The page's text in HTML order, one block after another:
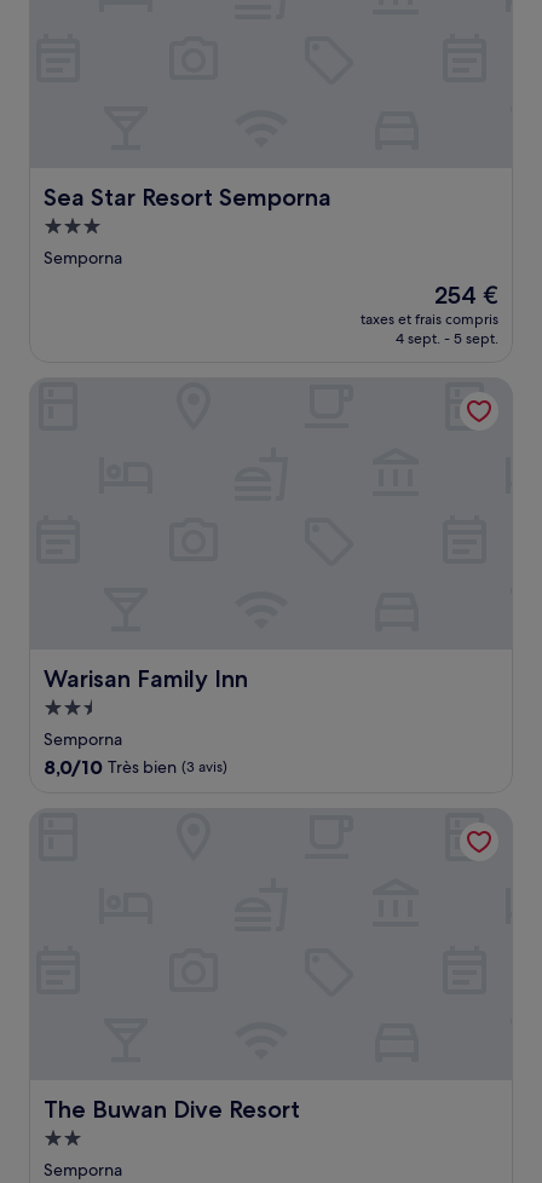
Sea Star Resort Semporna
Sea Star Resort Semporna
Hébergement
3.0 étoiles
Semporna
Le
nouveau
prix
de
254 €
254 €
taxes et frais compris
4 sept. - 5 sept.
Warisan Family Inn
Warisan Family Inn
Hébergement
2.5 étoiles
Semporna
8.0
10,
8,0/10 Très bien (3 avis)
The Buwan Dive Resort
The Buwan Dive Resort
Hébergement
2.0 étoiles
Semporna